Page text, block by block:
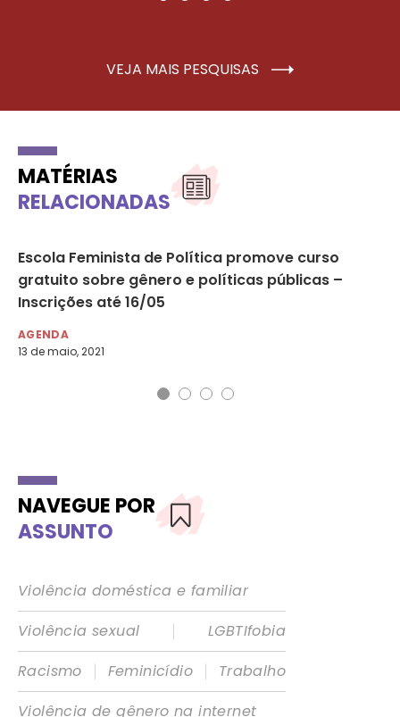
VEJA MAIS PESQUISAS
MATÉRIAS
RELACIONADAS
Escola Feminista de Política promove curso
gratuito sobre gênero e políticas públicas –
Inscrições até 16/05
AGENDA
13 de maio, 2021
NAVEGUE POR
ASSUNTO
Violência doméstica e familiar
Violência sexual
|
LGBTIfobia
Racismo
| Feminicídio |
Trabalho
Violência de gênero na internet